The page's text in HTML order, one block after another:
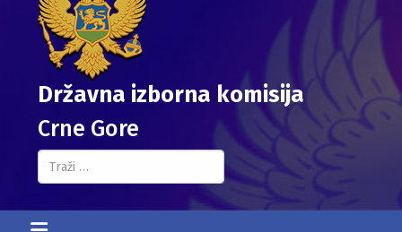
Državna izborna komisija
Crne Gore
Pretraga...